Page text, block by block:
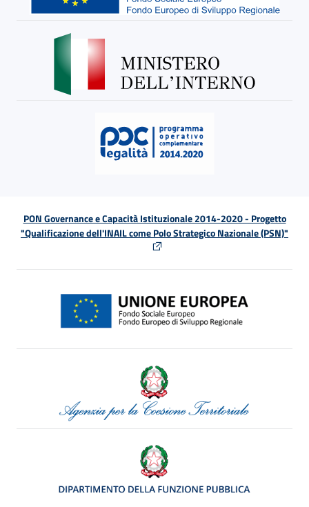
PON Governance e Capacità Istituzionale 2014-2020 - Progetto
"Qualificazione dell'INAIL come Polo Strategico Nazionale (PSN)"